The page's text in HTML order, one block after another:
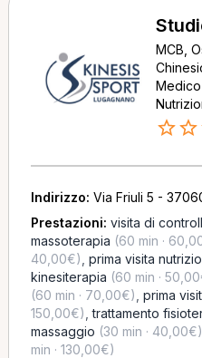
MCB,
Indirizzo: Via Friuli 5 -
Prestazioni: visita di
massoterapia (60 min ·
40,00€) prima visita
kinesiterapia (60 min ·
(60 min · 70,00€) prima
150,00€) ,trattamento
massaggio (30 min · 40,00€)
min · 130,00€)